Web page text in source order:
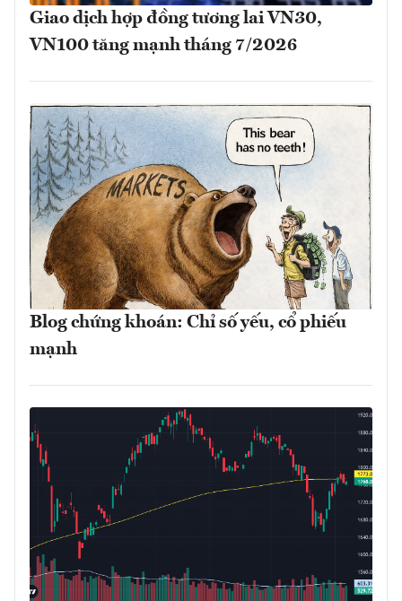
Giao dịch hợp đồng tương lai VN30,
VN100 tăng mạnh tháng 7/2026
Blog chứng khoán: Chỉ số yếu, cổ phiếu
mạnh